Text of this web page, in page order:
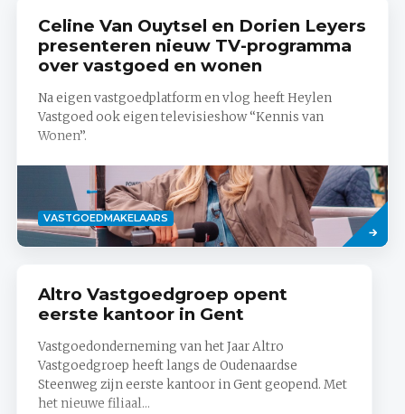
Celine Van Ouytsel en Dorien Leyers
presenteren nieuw TV-programma
over vastgoed en wonen
Na eigen vastgoedplatform en vlog heeft Heylen
Vastgoed ook eigen televisieshow “Kennis van
Wonen”.
VASTGOEDMAKELAARS
Lees
meer
Altro Vastgoedgroep opent
eerste kantoor in Gent
Vastgoedonderneming van het Jaar Altro
Vastgoedgroep heeft langs de Oudenaardse
Steenweg zijn eerste kantoor in Gent geopend. Met
het nieuwe filiaal...